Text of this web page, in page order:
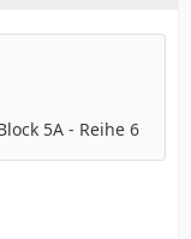
5A - Reihe 6